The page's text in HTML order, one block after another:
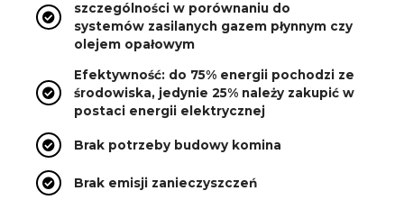
szczególności w porównaniu do
systemów zasilanych gazem płynnym czy
olejem opałowym
Efektywność: do 75% energii pochodzi ze
środowiska, jedynie 25% należy zakupić w
postaci energii elektrycznej
Brak potrzeby budowy komina
Brak emisji zanieczyszczeń